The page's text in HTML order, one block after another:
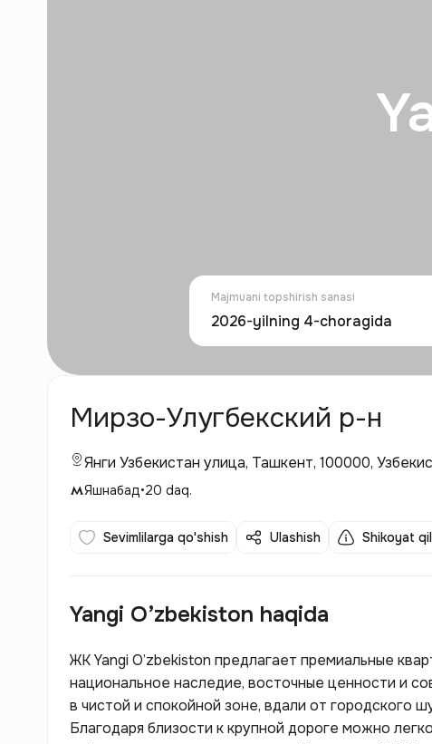
Majmuani topshirish sanasi
2026-yilning 4-choragida
Мирзо-Улугбекский р-н
Янги Узбекистан улица, Ташкент, 100000,
Яшнабад•20 daq.
Sevimlilarga qo'shish Ulashish Shikoyat
Yangi O’zbekiston haqida
ЖК Yangi O’zbekiston предлагает премиальные
национальное наследие, восточные ценности и
в чистой и спокойной зоне, вдали от городского
Благодаря близости к крупной дороге можно